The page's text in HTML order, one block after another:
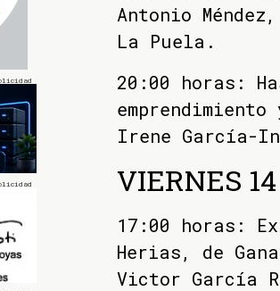
Antonio
La Puela.
20:00 horas:
Irene García-
VIERNES
17:00 horas:
Herias, de
Victor García